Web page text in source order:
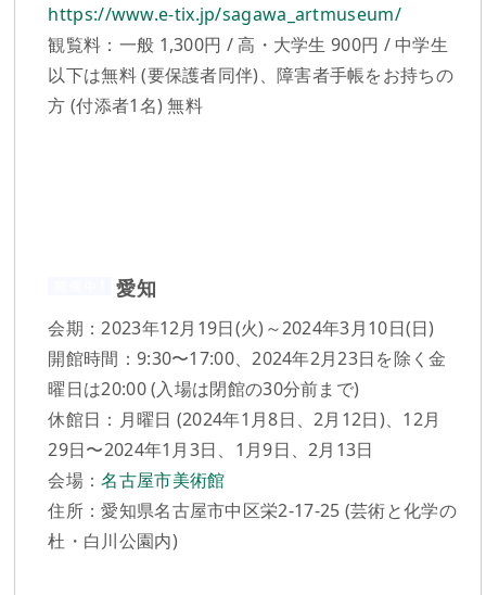
https://www.e-tix.jp/sagawa_artmuseum/
観覧料：一般 1,300円 / 高・大学生 900円 / 中学生
以下は無料 (要保護者同伴)、障害者手帳をお持ちの
方 (付添者1名) 無料
愛知
会期：2023年12月19日(火)～2024年3月10日(日)
開館時間：9:30〜17:00、2024年2月23日を除く金
曜日は20:00 (入場は閉館の30分前まで)
休館日：月曜日 (2024年1月8日、2月12日)、12月
29日〜2024年1月3日、1月9日、2月13日
会場：名古屋市美術館
住所：愛知県名古屋市中区栄2-17-25 (芸術と化学の
杜・白川公園内)